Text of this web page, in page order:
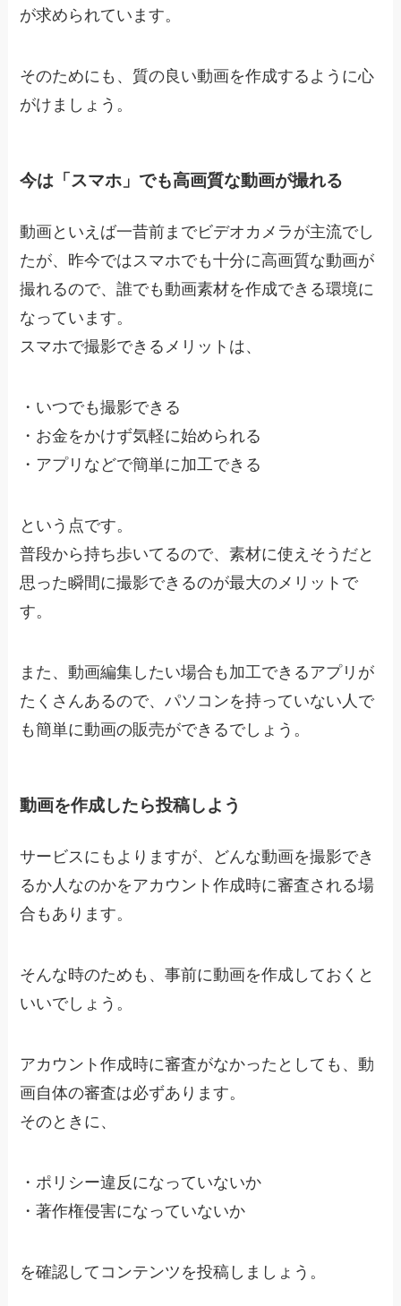
が求められています。
そのためにも、質の良い動画を作成するように心
がけましょう。
今は「スマホ」でも高画質な動画が撮れる
動画といえば一昔前までビデオカメラが主流でし
たが、昨今ではスマホでも十分に高画質な動画が
撮れるので、誰でも動画素材を作成できる環境に
なっています。
スマホで撮影できるメリットは、
・ いつでも撮影できる
・ お金をかけず気軽に始められる
・ アプリなどで簡単に加工できる
という点です。
普段から持ち歩いてるので、素材に使えそうだと
思った瞬間に撮影できるのが最大のメリットで
す。
また、動画編集したい場合も加工できるアプリが
たくさんあるので、パソコンを持っていない人で
も簡単に動画の販売ができるでしょう。
動画を作成したら投稿しよう
サービスにもよりますが、どんな動画を撮影でき
るか人なのかをアカウント作成時に審査される場
合もあります。
そんな時のためも、事前に動画を作成しておくと
いいでしょう。
アカウント作成時に審査がなかったとしても、動
画自体の審査は必ずあります。
そのときに、
・ ポリシー違反になっていないか
・著作権侵害になっていないか
を確認してコンテンツを投稿しましょう。